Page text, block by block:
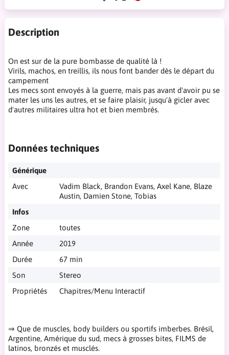
Description
On est sur de la pure bombasse de qualité là !
Virils, machos, en treillis, ils nous font bander dès le départ du
campement
Les mecs sont envoyés à la guerre, mais pas avant d'avoir pu se
mater les uns les autres, et se faire plaisir, jusqu'à gicler avec
d'autres militaires ultra hot et bien membrés.
Données techniques
Générique
Avec
Vadim Black, Brandon Evans, Axel Kane, Blaze
Austin, Damien Stone, Tobias
Infos
Zone
toutes
Année
2019
Durée
67 min
Son
Stereo
Propriétés
Chapitres/Menu Interactif
⇒ Que de muscles, body builders ou sportifs imberbes. Brésil,
Argentine, Amérique du sud, mecs à grosses bites, FILMS de
latinos, bronzés et musclés.